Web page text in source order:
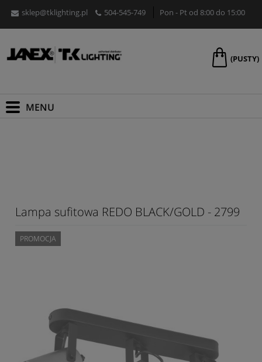
sklep@tklighting.pl 504-545-749 Pon - Pt od 8:00 do 15:00
(PUSTY)
Lampa sufitowa REDO BLACK/GOLD - 2799
PROMOCJA